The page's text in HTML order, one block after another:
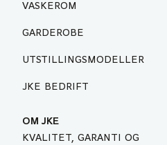
VASKEROM
GARDEROBE
UTSTILLINGSMODELLER
JKE BEDRIFT
OM JKE
KVALITET, GARANTI OG